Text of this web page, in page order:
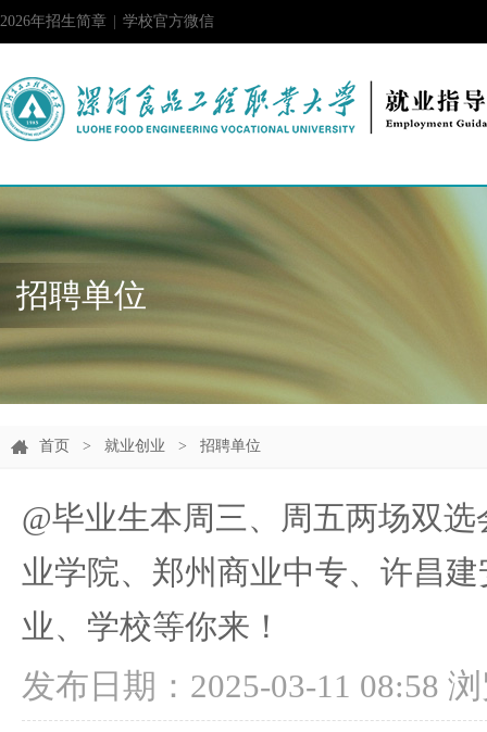
2026年招生简章 学校官方微信
招聘单位
首页 > 就业创业 > 招聘单位
@毕业生本周三、周五两场双
业学院、郑州商业中专、许昌
业、学校等你来！
发布日期：2025-03-11 08:58